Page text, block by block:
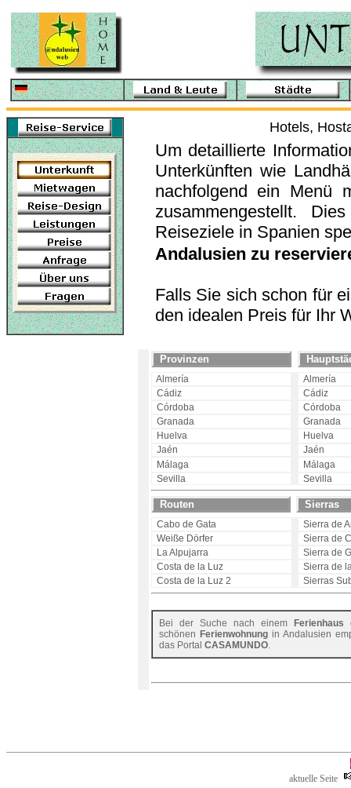
Hotels,
Um detaillierte
Unterkünften wie
nachfolgend ein Menü
zusammengestellt.
Reiseziele in Spanien
Andalusien zu
Falls Sie sich schon für
den idealen Preis für Ihr
Provinzen
Almería
Almería
Cádiz
Cádiz
Córdoba
Córdoba
Granada
Granada
Huelva
Huelva
Jaén
Jaén
Málaga
Málaga
Sevilla
Sevilla
Routen Sierras
Cabo de Gata
Sierra de
Weiße Dörfer
Sierra de
La Alpujarra
Sierra de
Costa de la Luz
Sierra de
Costa de la Luz 2 Sierras
Bei der Suche nach einem Ferienhaus
schönen Ferienwohnungin Andalusien
das Portal CASAMUNDO.
aktuelle Seite